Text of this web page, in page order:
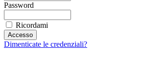
Password
Ricordami
Dimenticate le credenziali?